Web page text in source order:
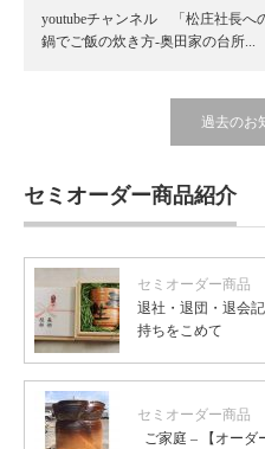
youtubeチャンネル 「松庄社長へ
鍋でご飯の炊き方-奥田家の台所...
過去のお
セミオーダー商品紹介
セミオーダー商品
退社・退団・退会
持ちをこめて
セミオーダー商品
ご家庭 – 【オーダ